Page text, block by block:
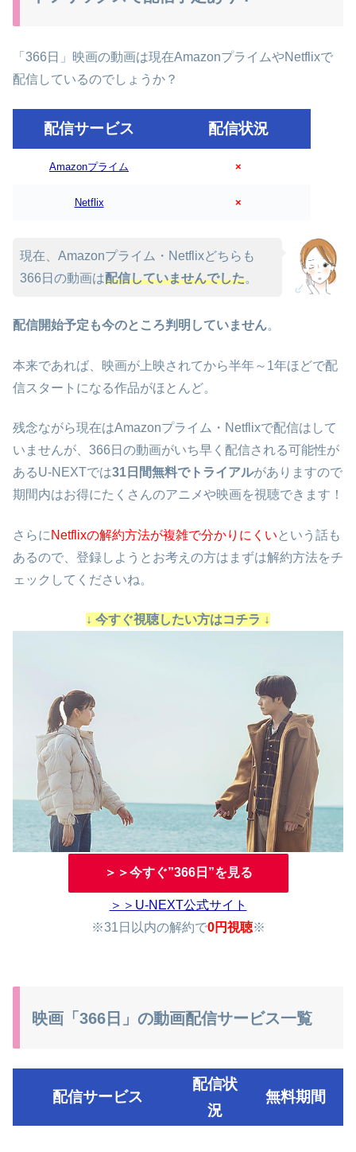
「366日」映画の動画は現在AmazonプライムやNetflixで
配信しているのでしょうか？
配信サービス 配信状況
Amazonプライム ×
Netflix ×
現在、Amazonプライム・Netflixどちらも
366日の動画は配信していませんでした。
配信開始予定も今のところ判明していません。
本来であれば、映画が上映されてから半年～1年ほどで配
信スタートになる作品がほとんど。
残念ながら現在はAmazonプライム・Netflixで配信はして
いませんが、366日の動画がいち早く配信される可能性が
あるU-NEXTでは31日間無料でトライアルがありますので
期間内はお得にたくさんのアニメや映画を視聴できます！
さらに Netflixの解約方法が複雑で分かりにくい という話も
あるので、登録しようとお考えの方はまずは解約方法をチ
ェックしてくださいね。
↓ 今すぐ視聴したい方はコチラ ↓
＞＞今すぐ”366日”を見る
＞＞U-NEXT公式サイト
※31日以内の解約で0円視聴※
映画「366日」の動画配信サービス一覧
配信サービス
配信状
況
無料期間